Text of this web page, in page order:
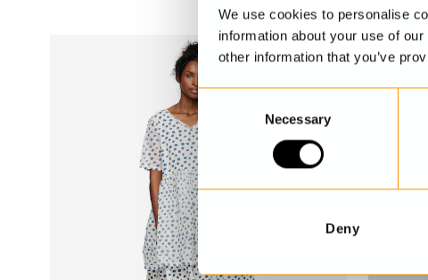
We use cookies to personalise
information about your use of
other information that you’ve
C
o
n
s
e
n
t
S
e
Necessary
Deny